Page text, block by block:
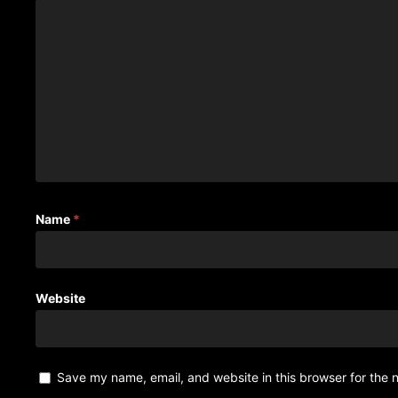
Name *
Website
Save my name, email, and website in this browser for the